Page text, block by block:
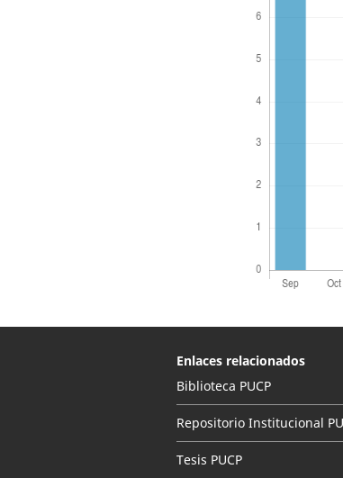
Enlaces relacionados
Biblioteca PUCP
Repositorio Institucional
Tesis PUCP